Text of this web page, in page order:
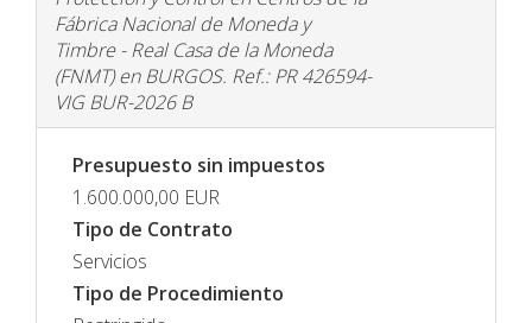
Fábrica Nacional de Moneda y
Timbre - Real Casa de la Moneda
(FNMT) en BURGOS. Ref.: PR 426594-
VIG BUR-2026 B
Presupuesto sin impuestos
1.600.000,00 EUR
Tipo de Contrato
Servicios
Tipo de Procedimiento